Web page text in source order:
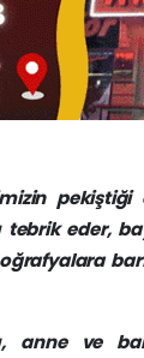
eder,
anne ve